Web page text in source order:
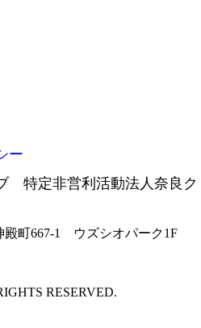
ー
特定非営利活動法人奈良ク
殿町667-1
ウズシオパーク1F
RESERVED.